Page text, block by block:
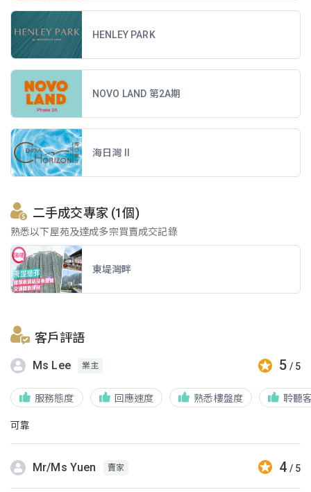
HENLEY PARK
NOVO LAND 第2A期
海日灣 II
二手成交專家 (1個)
熟悉以下屋苑及達成多宗買賣成交記錄
東堤灣畔
客戶評語
Ms Lee 業主 5 / 5
服務態度 回應速度 熟悉樓盤度 聆聽
可靠
Mr/Ms Yuen 賣家 4 / 5